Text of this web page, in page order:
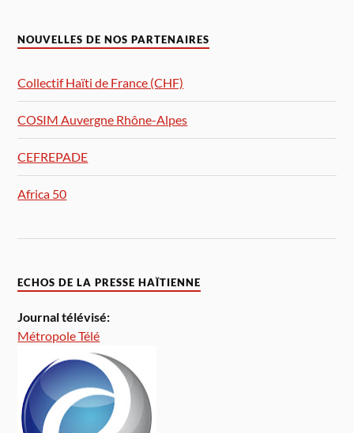
NOUVELLES DE NOS PARTENAIRES
Collectif Haïti de France (CHF)
COSIM Auvergne Rhône-Alpes
CEFREPADE
Africa 50
ECHOS DE LA PRESSE HAÏTIENNE
Journal télévisé:
Métropole Télé